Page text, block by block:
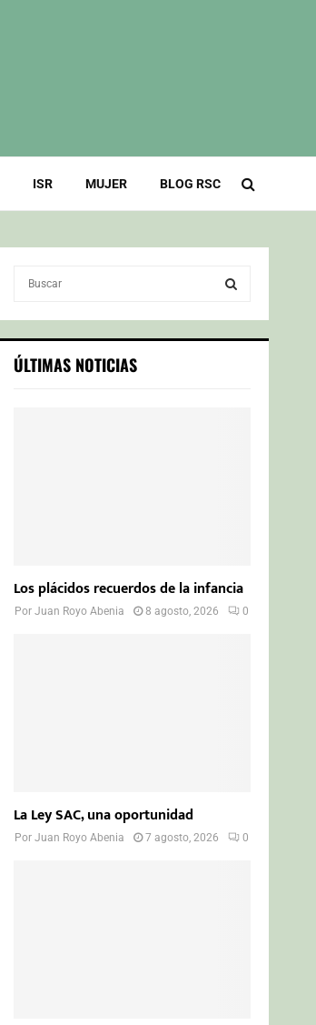
ISR MUJER BLOG RSC
c
h
S
ÚLTIMAS NOTICIAS
Los plácidos recuerdos de la infancia
PorJuan Royo Abenia 8 agosto, 2026 0
La Ley SAC, una oportunidad
PorJuan Royo Abenia 7 agosto, 2026 0